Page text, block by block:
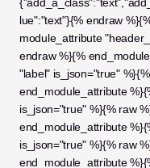
lue":"text"}{% endraw
module_attribute
endraw %}{%
"label" is_json="true"
end_module_attribute
is_json="true" %}{% raw
end_module_attribute
is_json="true" %}{% raw
end_module_attribute